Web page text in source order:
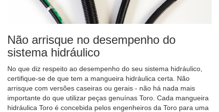
Não arrisque no desempenho do
sistema hidráulico
No que diz respeito ao desempenho do seu sistema hidráulico,
certifique-se de que tem a mangueira hidráulica certa. Não
arrisque com versões caseiras ou gerais - não há nada mais
importante do que utilizar peças genuínas Toro. Cada mangueira
hidráulica Toro é concebida pelos engenheiros da Toro para uma